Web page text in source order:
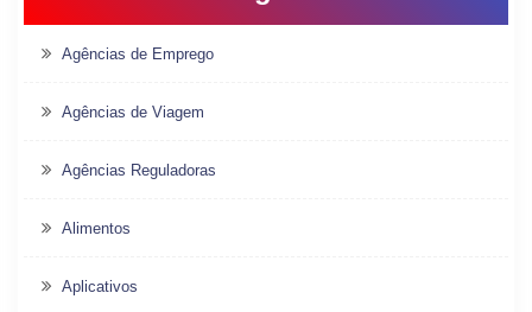
Agências de Emprego
Agências de Viagem
Agências Reguladoras
Alimentos
Aplicativos